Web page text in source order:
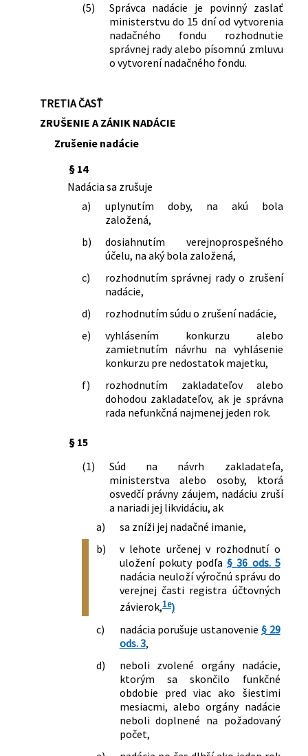
(5)
Správca nadácie je povinný zaslať
ministerstvu do 15 dní od vytvorenia
nadačného fondu rozhodnutie
správnej rady alebo písomnú zmluvu
o vytvorení nadačného fondu.
TRETIA ČASŤ
ZRUŠENIE A ZÁNIK NADÁCIE
Zrušenie nadácie
§ 14
Nadácia sa zrušuje
a)
uplynutím doby, na akú bola
založená,
b)
dosiahnutím verejnoprospešného
účelu, na aký bola založená,
c)
rozhodnutím správnej rady o zrušení
nadácie,
d)
rozhodnutím súdu o zrušení nadácie,
e)
vyhlásením konkurzu alebo
zamietnutím návrhu na vyhlásenie
konkurzu pre nedostatok majetku,
f)
rozhodnutím zakladateľov alebo
dohodou zakladateľov, ak je správna
rada nefunkčná najmenej jeden rok.
§ 15
(1)
Súd na návrh zakladateľa,
ministerstva alebo osoby, ktorá
osvedčí právny záujem, nadáciu zruší
a nariadi jej likvidáciu, ak
a)
sa zníži jej nadačné imanie,
b)
v lehote určenej v rozhodnutí o
uložení pokuty podľa§ 36 ods. 5
nadácia neuloží výročnú správu do
verejnej časti registra účtovných
závierok,1e)
c)
nadácia porušuje ustanovenie § 29
ods. 3,
d)
neboli zvolené orgány nadácie,
ktorým sa skončilo funkčné
obdobie pred viac ako šiestimi
mesiacmi, alebo orgány nadácie
neboli doplnené na požadovaný
počet,